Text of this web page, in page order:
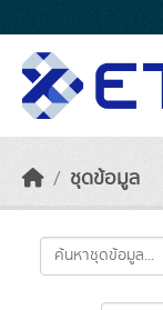
ชุดข้อมูล